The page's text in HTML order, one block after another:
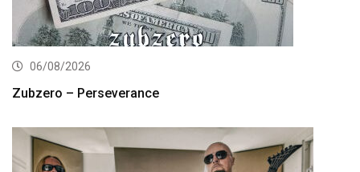
06/08/2026
Zubzero – Perseverance